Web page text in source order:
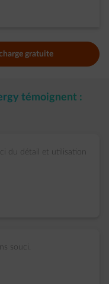
gratuite
témoignent :
du détail et utilisation
souci.